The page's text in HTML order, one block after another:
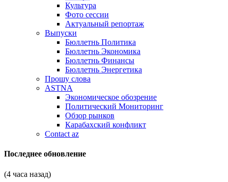
Культура
Фото сессии
Актуальный репортаж
Выпуски
Бюллетнь Политика
Бюллетнь Экономика
Бюллетнь Финансы
Бюллетнь Энергетика
Прошу слова
ASTNA
Экономическое обозрение
Политический Мониторинг
Обзор рынков
Карабахский конфликт
Contact az
Последнее обновление
(4 часа назад)